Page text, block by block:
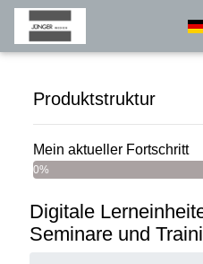
Digitale
Seminare und
Produktstruktur
Mein aktueller Fortschritt
0%